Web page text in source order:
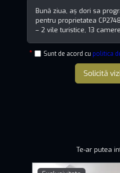
Sunt de acord cu politica
Solicită
Te-ar putea